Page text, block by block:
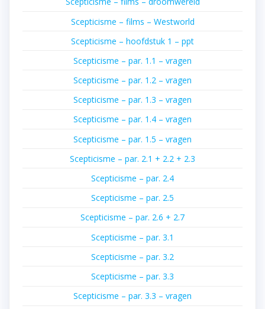
Scepticisme – films – Westworld
Scepticisme – hoofdstuk 1 – ppt
Scepticisme – par. 1.1 – vragen
Scepticisme – par. 1.2 – vragen
Scepticisme – par. 1.3 – vragen
Scepticisme – par. 1.4 – vragen
Scepticisme – par. 1.5 – vragen
Scepticisme – par. 2.1 + 2.2 + 2.3
Scepticisme – par. 2.4
Scepticisme – par. 2.5
Scepticisme – par. 2.6 + 2.7
Scepticisme – par. 3.1
Scepticisme – par. 3.2
Scepticisme – par. 3.3
Scepticisme – par. 3.3 – vragen